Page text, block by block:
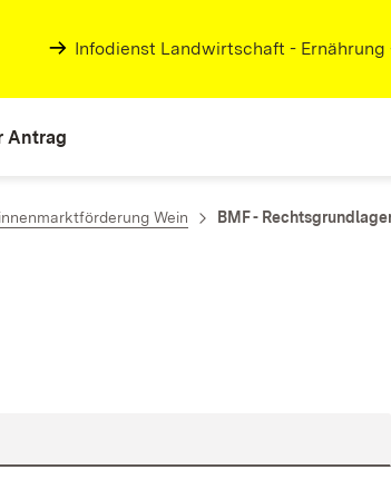
Infodienst Landwirtschaft - Ernährung
Antrag
Wein BMF -